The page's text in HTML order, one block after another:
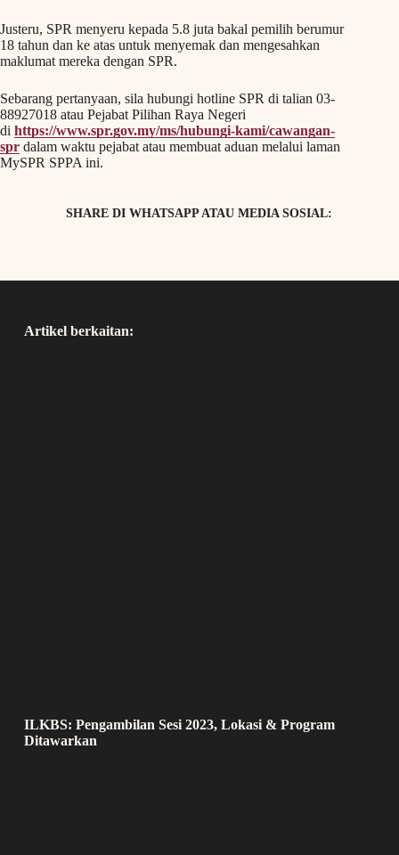
Justeru, SPR menyeru kepada 5.8 juta bakal pemilih berumur
18 tahun dan ke atas untuk menyemak dan mengesahkan
maklumat mereka dengan SPR.
Sebarang pertanyaan, sila hubungi hotline SPR di talian 03-
88927018 atau Pejabat Pilihan Raya Negeri
di https://www.spr.gov.my/ms/hubungi-kami/cawangan-
spr dalam waktu pejabat atau membuat aduan melalui laman
MySPR SPPA ini.
SHARE DI WHATSAPP ATAU MEDIA SOSIAL:
Artikel berkaitan:
ILKBS: Pengambilan Sesi 2023, Lokasi & Program
Ditawarkan